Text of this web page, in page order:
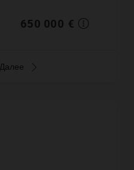
650 000 €
Далее